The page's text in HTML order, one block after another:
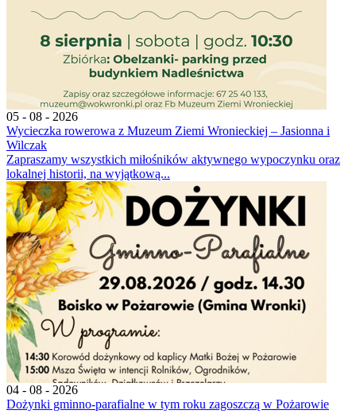
05 - 08 - 2026
Wycieczka rowerowa z Muzeum Ziemi Wronieckiej – Jasionna i
Wilczak
Zapraszamy wszystkich miłośników aktywnego wypoczynku oraz
lokalnej historii, na wyjątkową...
04 - 08 - 2026
Dożynki gminno-parafialne w tym roku zagoszczą w Pożarowie